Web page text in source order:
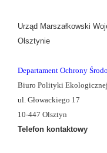
Urząd Marszałkowski
Olsztynie
Departament Ochrony
Biuro Polityki Ekologicznej
ul. Głowackiego 17
10-447 Olsztyn
Telefon kontaktowy